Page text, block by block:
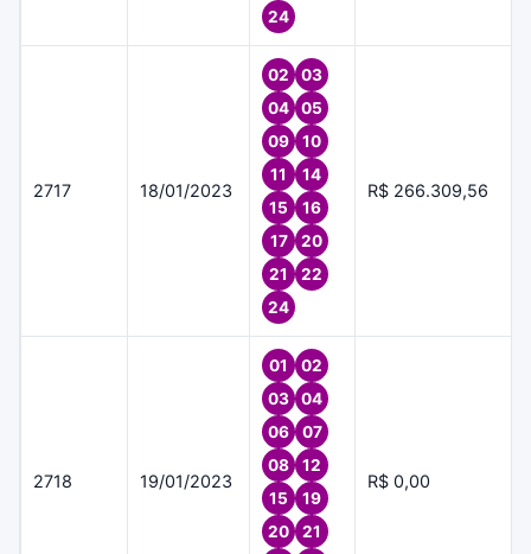
24
2717 18/01/2023
02
03
04
05
09
10
11
14
15
16
17
20
21
22
24
R$ 266.309,56
2718 19/01/2023
01
02
03
04
06
07
08
12
15
19
20
21
R$ 0,00